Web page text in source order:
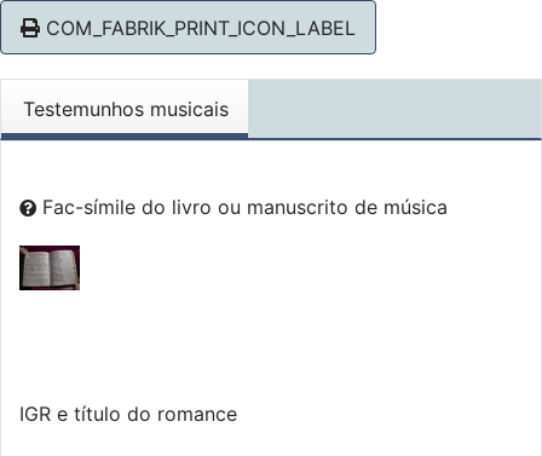
COM_FABRIK_PRINT_ICON_LABEL
Testemunhos musicais
Fac-símile do livro ou manuscrito de música
IGR e título do romance